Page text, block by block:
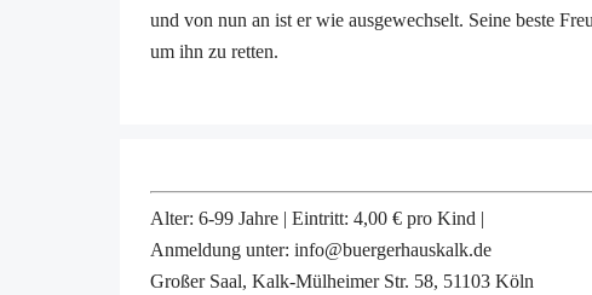
und von nun an ist er wie ausgewechselt. Seine beste
um ihn zu retten.
Alter: 6-99 Jahre | Eintritt: 4,00 € pro Kind |
Anmeldung unter: info@buergerhauskalk.de
Großer Saal, Kalk-Mülheimer Str. 58, 51103 Köln